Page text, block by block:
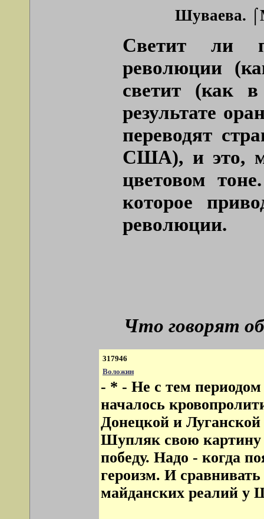
Шуваева.
Светит ли
революции
светит (как
результате
переводят
США), и это,
цветовом
которое
революции.
Что говорят
317946
Воложин
- * - Не с тем периодом
началось
Донецкой и Луганской
Шупляк свою картину
победу. Надо - когда
героизм. И
майданских реалий у